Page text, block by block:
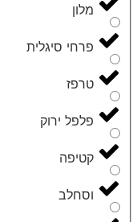
מלון
פרחי סיגלית
טרפז
פלפל ירוק
קטיפה
וסחלב